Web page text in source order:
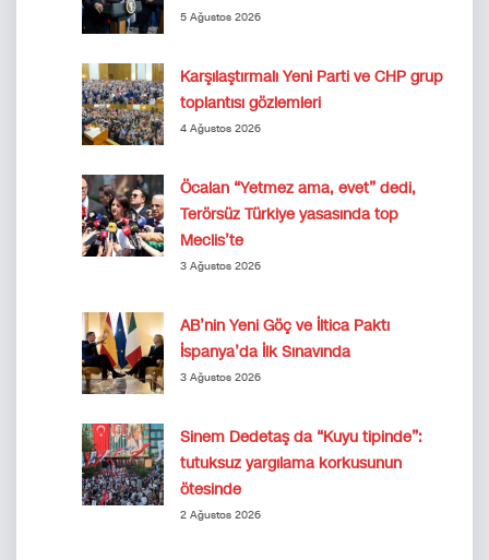
5 Ağustos 2026
Karşılaştırmalı Yeni Parti ve CHP grup
toplantısı gözlemleri
4 Ağustos 2026
Öcalan “Yetmez ama, evet” dedi,
Terörsüz Türkiye yasasında top
Meclis’te
3 Ağustos 2026
AB’nin Yeni Göç ve İltica Paktı
İspanya’da İlk Sınavında
3 Ağustos 2026
Sinem Dedetaş da “Kuyu tipinde”:
tutuksuz yargılama korkusunun
ötesinde
2 Ağustos 2026